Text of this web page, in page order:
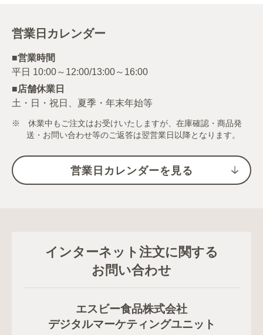
営業日カレンダー
■営業時間
■店舗休業日
土・日・祝日、夏季・年末年始等
※ 休業中もご注文はお受けいたしますが、在庫確認・商品発
送・お問い合わせ等のご返答は翌営業日以降となります。
営業日カレンダーを見る
インターネット注文に関する
お問い合わせ
エスビー食品株式会社
デジタルマーケティングユニット